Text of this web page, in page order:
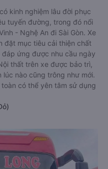
kinh nghiệm lâu đời phục
tuyến đường, trong đó nổi
- Nghệ An đi Sài Gòn. Xe
đặt mục tiêu cải thiện chất
ứng được nhu cầu ngày
thất trên xe được bảo trì,
nào cũng trông như mới.
có thể yên tâm sử dụng